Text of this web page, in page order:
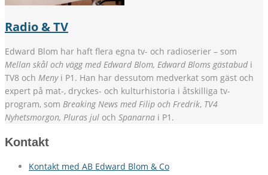
Radio & TV
Edward Blom har haft flera egna tv- och radioserier – som
Mellan skål och vägg med Edward Blom, Edward Bloms gästabud i
TV8 och Menyi P1. Han har dessutom medverkat som gäst och
expert på mat-, dryckes- och kulturhistoria i åtskilliga tv-
program, som Breaking News med Filip och Fredrik, TV4
Nyhetsmorgon, Pluras jul och Spanarna i P1.
Kontakt
Kontakt med AB Edward Blom & Co